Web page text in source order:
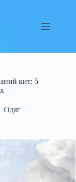
кит: 5
Одяг